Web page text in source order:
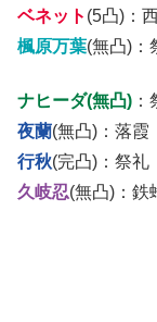
ベネット (5凸)：
楓原万葉(無凸)：
ナヒーダ(無凸)
夜蘭(無凸)：落霞
行秋(完凸)：祭礼
久岐忍(無凸)：鉄